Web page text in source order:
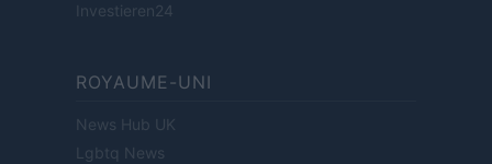
Investieren24
ROYAUME-UNI
News Hub UK
Lgbtq News